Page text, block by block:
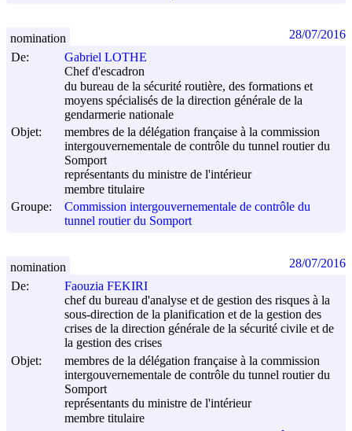
De:
Gabriel LOTHE
Chef d'escadron
du bureau de la sécurité routière, des formations et
moyens spécialisés de la direction générale de la
gendarmerie nationale
Objet:
membres de la délégation française à la commission
intergouvernementale de contrôle du tunnel routier du
Somport
représentants du ministre de l'intérieur
membre titulaire
Groupe:
Commission intergouvernementale de contrôle du
tunnel routier du Somport
nomination 28/07/2016
De:
Faouzia FEKIRI
chef du bureau d'analyse et de gestion des risques à la
sous-direction de la planification et de la gestion des
crises de la direction générale de la sécurité civile et de
la gestion des crises
Objet:
membres de la délégation française à la commission
intergouvernementale de contrôle du tunnel routier du
Somport
représentants du ministre de l'intérieur
membre titulaire
nomination 28/07/2016